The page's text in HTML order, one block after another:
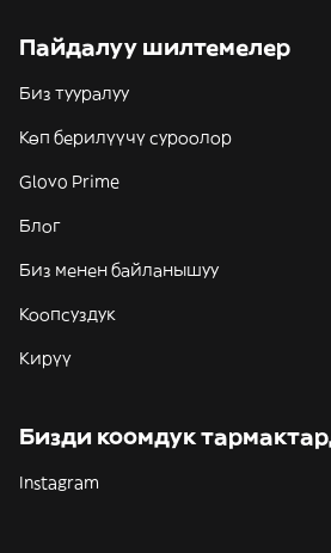
Пайдалуу шилтемелер
Биз тууралуу
Көп берилүүчү суроолор
Glovo Prime
Блог
Биз менен байланышуу
Коопсуздук
Кирүү
Бизди коомдук
Instagram